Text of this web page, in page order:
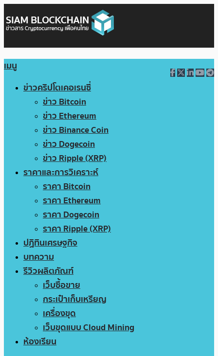
เมนู
ข่าวคริปโตเคอเรนซี่
ข่าว Bitcoin
ข่าว Ethereum
ข่าว Binance Coin
ข่าว Dogecoin
ข่าว Ripple (XRP)
ราคาและการวิเคราะห์
ราคา Bitcoin
ราคา Ethereum
ราคา Dogecoin
ราคา Ripple (XRP)
ปฏิทินเศรษฐกิจ
บทความ
รีวิวผลิตภัณฑ์
เว็บซื้อขาย
กระเป๋าเก็บเหรียญ
เครื่องขุด
เว็บขุดแบบ Cloud Mining
ห้องเรียน